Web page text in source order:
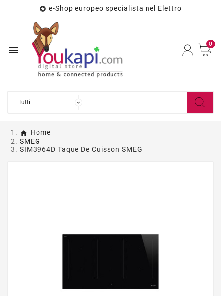
 e-Shop europeo specialista nel Elettro

0
Home
SMEG
SIM3964D Taque De Cuisson SMEG